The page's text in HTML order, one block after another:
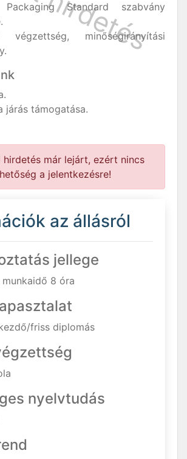
Packaging Standard szabvány
végzettség, minőségirányítási
járás támogatása.
hirdetés már lejárt, ezért nincs
a jelentkezésre!
az állásról
jellege
munkaidő 8 óra
friss diplomás
nyelvtudás